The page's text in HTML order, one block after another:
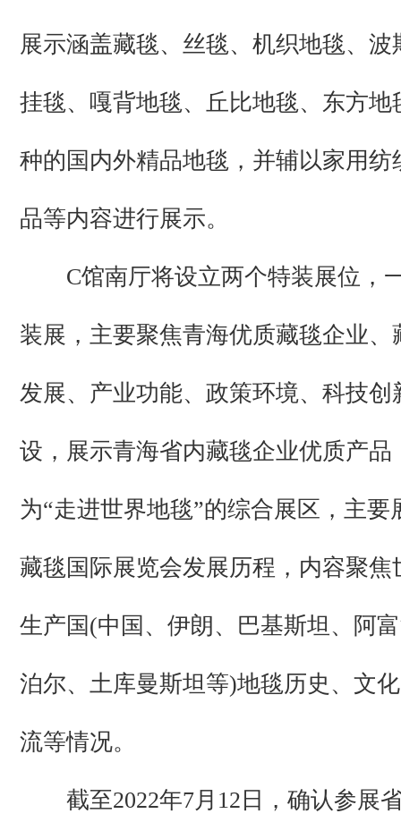
展示涵盖藏毯、丝毯、机织地毯、波
挂毯、嘎背地毯、丘比地毯、东方地
种的国内外精品地毯，并辅以家用纺
品等内容进行展示。
C馆南厅将设立两个特装展位，
装展，主要聚焦青海优质藏毯企业、
发展、产业功能、政策环境、科技创
设，展示青海省内藏毯企业优质产品
为“走进世界地毯”的综合展区，主要
藏毯国际展览会发展历程，内容聚焦
生产国(中国、伊朗、巴基斯坦、阿
泊尔、土库曼斯坦等)地毯历史、文
流等情况。
截至2022年7月12日，确认参展